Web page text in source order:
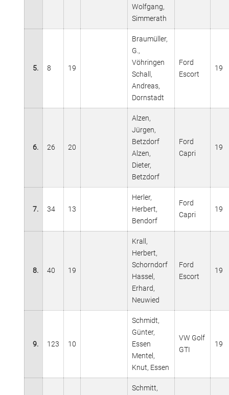
Wolfgang,
Simmerath
5. 8 19
Braumüller,
G.,
Vöhringen
Schall,
Andreas,
Dornstadt
Ford
Escort
19
6. 26 20
Alzen,
Jürgen,
Betzdorf
Alzen,
Dieter,
Betzdorf
Ford
Capri
19
7. 34 13
Herler,
Herbert,
Bendorf
Ford
Capri
19
8. 40 19
Krall,
Herbert,
Schorndorf
Hassel,
Erhard,
Neuwied
Ford
Escort
19
9. 123 10
Schmidt,
Günter,
Essen
Mentel,
Knut, Essen
VW Golf
GTI
19
Schmitt,